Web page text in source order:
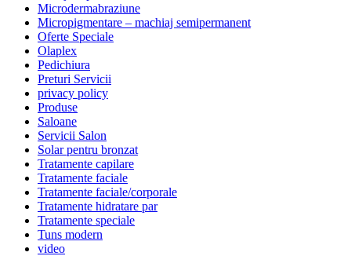
Microdermabraziune
Micropigmentare – machiaj semipermanent
Oferte Speciale
Olaplex
Pedichiura
Preturi Servicii
privacy policy
Produse
Saloane
Servicii Salon
Solar pentru bronzat
Tratamente capilare
Tratamente faciale
Tratamente faciale/corporale
Tratamente hidratare par
Tratamente speciale
Tuns modern
video